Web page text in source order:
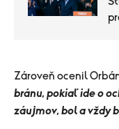
Zároveň ocenil
bránu, pokiaľ ide o
záujmov, bol a vždy